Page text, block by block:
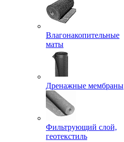
Влагонакопительные
маты
Дренажные мембраны
Фильтрующий слой,
геотекстиль